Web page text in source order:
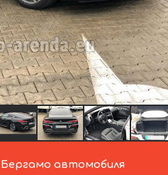
автомобиля